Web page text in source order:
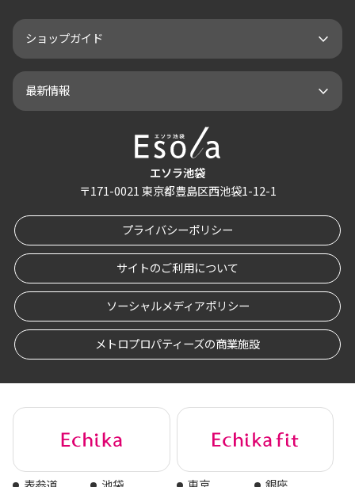
ショップガイド
最新情報
エソラ池袋
〒171-0021 東京都豊島区西池袋1-12-1
プライバシーポリシー
サイトのご利用について
ソーシャルメディアポリシー
メトロプロパティーズの商業施設